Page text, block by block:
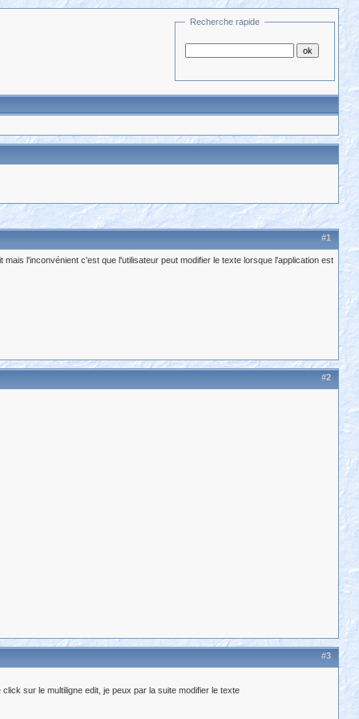
Recherche rapide
#1
l'inconvénient c'est que l'utilisateur peut modifier le texte lorsque l'application est
#2
#3
edit, je peux par la suite modifier le texte